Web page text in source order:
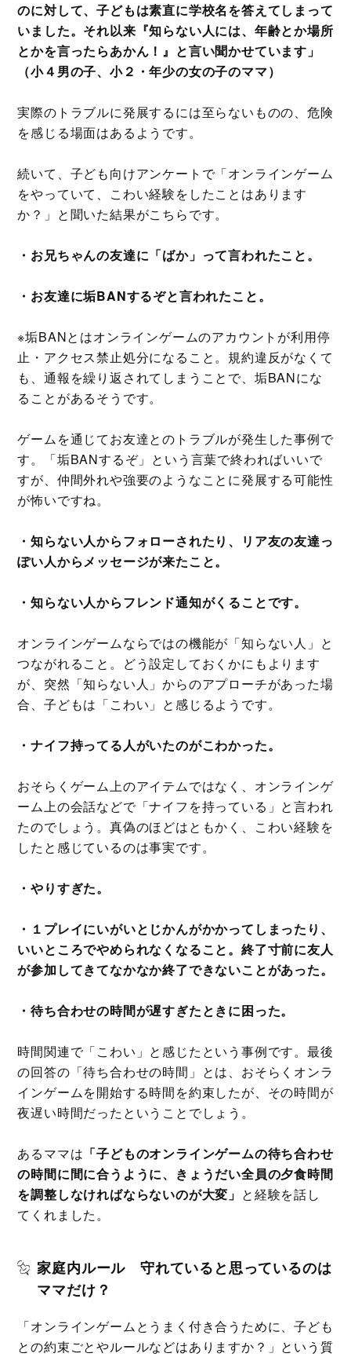
のに対して、子どもは素直に学校名を答えてしまって
いました。それ以来『知らない人には、年齢とか場所
とかを言ったらあかん！』と言い聞かせています」
（小４男の子、小２・年少の女の子のママ）
実際のトラブルに発展するには至らないものの、危険
を感じる場面はあるようです。
続いて、子ども向けアンケートで「オンラインゲーム
をやっていて、こわい経験をしたことはあります
か？」と聞いた結果がこちらです。
・お兄ちゃんの友達に「ばか」って言われたこと。
・お友達に垢BANするぞと言われたこと。
※垢BANとはオンラインゲームのアカウントが利用停
止・アクセス禁止処分になること。規約違反がなくて
も、通報を繰り返されてしまうことで、垢BANにな
ることがあるそうです。
ゲームを通じてお友達とのトラブルが発生した事例で
す。「垢BANするぞ」という言葉で終わればいいで
すが、仲間外れや強要のようなことに発展する可能性
が怖いですね。
・知らない人からフォローされたり、リア友の友達っ
ぽい人からメッセージが来たこと。
・知らない人からフレンド通知がくることです。
オンラインゲームならではの機能が「知らない人」と
つながれること。どう設定しておくかにもよります
が、突然「知らない人」からのアプローチがあった場
合、子どもは「こわい」と感じるようです。
・ナイフ持ってる人がいたのがこわかった。
おそらくゲーム上のアイテムではなく、オンラインゲ
ーム上の会話などで「ナイフを持っている」と言われ
たのでしょう。真偽のほどはともかく、こわい経験を
したと感じているのは事実です。
・やりすぎた。
・１プレイにいがいとじかんがかかってしまったり、
いいところでやめられなくなること。終了寸前に友人
が参加してきてなかなか終了できないことがあった。
・待ち合わせの時間が遅すぎたときに困った。
時間関連で「こわい」と感じたという事例です。最後
の回答の「待ち合わせの時間」とは、おそらくオンラ
インゲームを開始する時間を約束したが、その時間が
夜遅い時間だったということでしょう。
あるママは 「子どものオンラインゲームの待ち合わせ
の時間に間に合うように、きょうだい全員の夕食時間
を調整しなければならないのが大変」 と経験を話し
てくれました。
家庭内ルール 守れていると思っているのは
ママだけ？
「オンラインゲームとうまく付き合うために、子ども
との約束ごとやルールなどはありますか？」という質